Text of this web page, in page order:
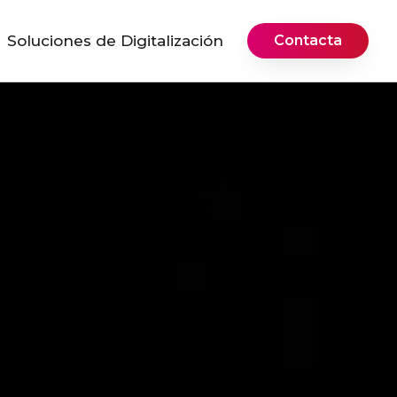
Soluciones de Digitalización Contacta